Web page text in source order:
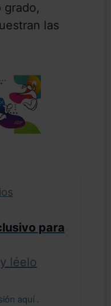
grado,
las
para
y léelo
aquí .